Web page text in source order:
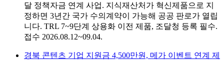
달 정책자금 연계 사업. 지식재산처가 혁신제품으로 지
정하면 3년간 국가 수의계약이 가능해 공공 판로가 열립
니다. TRL 7~9단계 상용화 이전 제품, 조달청 등록 필수.
접수 2026.08.12~09.04.
경북 콘텐츠 기업 지원금 4,500만원, 메가 이벤트 연계 제